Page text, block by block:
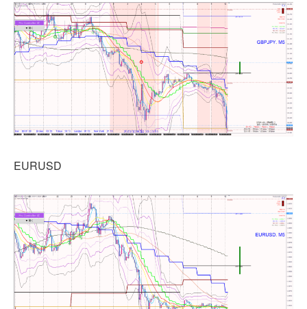
EURUSD